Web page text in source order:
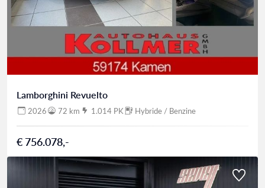
Lamborghini Revuelto
2026 72 km 1.014 PK Hybride / Benzine
€ 756.078,-